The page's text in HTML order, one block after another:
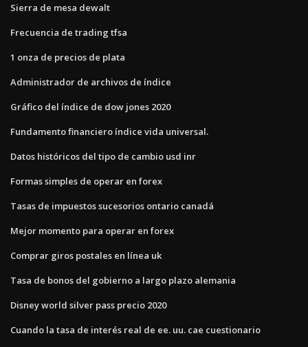
Sierra de mesa dewalt
Frecuencia de trading tfsa
1 onza de precios de plata
Administrador de archivos de índice
Gráfico del índice de dow jones 2020
Fundamento financiero índice vida universal.
Datos históricos del tipo de cambio usd inr
Formas simples de operar en forex
Tasas de impuestos sucesorios ontario canadá
Mejor momento para operar en forex
Comprar giros postales en línea uk
Tasa de bonos del gobierno a largo plazo alemania
Disney world silver pass precio 2020
Cuando la tasa de interés real de ee. uu. cae cuestionario